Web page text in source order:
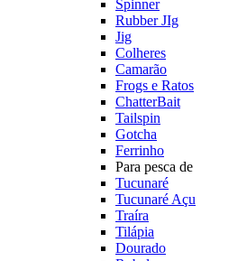
Spinner
Rubber JIg
Jig
Colheres
Camarão
Frogs e Ratos
ChatterBait
Tailspin
Gotcha
Ferrinho
Para pesca de
Tucunaré
Tucunaré Açu
Traíra
Tilápia
Dourado